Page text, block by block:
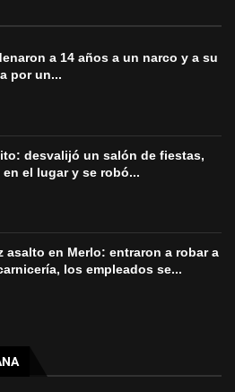
a 14 años a un narco y a su
por un...
desvalijó un salón de fiestas,
en el lugar y se robó...
asalto en Merlo: entraron a robar a
los empleados se...